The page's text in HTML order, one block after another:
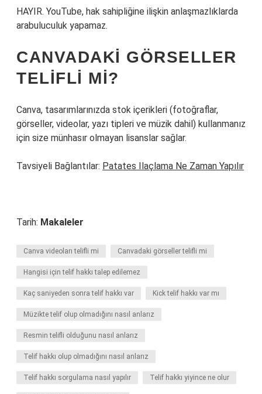
HAYIR. YouTube, hak sahipliğine ilişkin anlaşmazlıklarda
arabuluculuk yapamaz.
CANVADAKI GÖRSELLER
TELIFLI MI?
Canva, tasarımlarınızda stok içerikleri (fotoğraflar,
görseller, videolar, yazı tipleri ve müzik dahil) kullanmanız
için size münhasır olmayan lisanslar sağlar.
Tavsiyeli Bağlantılar: Patates Ilaçlama Ne Zaman Yapılır
Tarih: Makaleler
Canva videoları telifli mi Canvadaki görseller telifli mi
Hangisi için telif hakkı talep edilemez
Kaç saniyeden sonra telif hakkı var Kick telif hakkı var mı
Müzikte telif olup olmadığını nasıl anlarız
Resmin telifli olduğunu nasıl anlarız
Telif hakkı olup olmadığını nasıl anlarız
Telif hakkı sorgulama nasıl yapılır Telif hakkı yiyince ne olur